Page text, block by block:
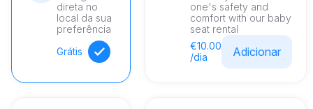
direta no
local da sua
preferência
Grátis
one's safety and
comfort with our baby
seat rental
€10.00
/dia
Adicionar